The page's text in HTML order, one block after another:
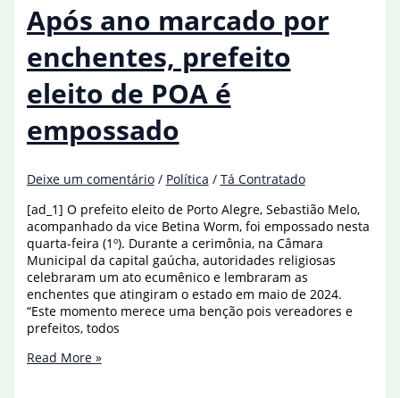
no
Texas
Após ano marcado por
enchentes, prefeito
eleito de POA é
empossado
Deixe um comentário / Política / Tá Contratado
[ad_1] O prefeito eleito de Porto Alegre, Sebastião Melo,
acompanhado da vice Betina Worm, foi empossado nesta
quarta-feira (1º). Durante a cerimônia, na Câmara
Municipal da capital gaúcha, autoridades religiosas
celebraram um ato ecumênico e lembraram as
enchentes que atingiram o estado em maio de 2024.
“Este momento merece uma benção pois vereadores e
prefeitos, todos
Após
Read More »